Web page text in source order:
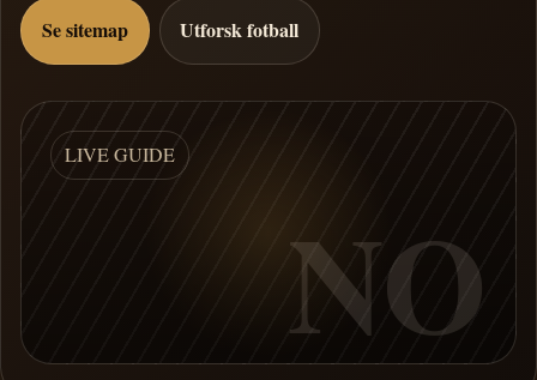
Se sitemap Utforsk fotball
LIVE GUIDE
NO